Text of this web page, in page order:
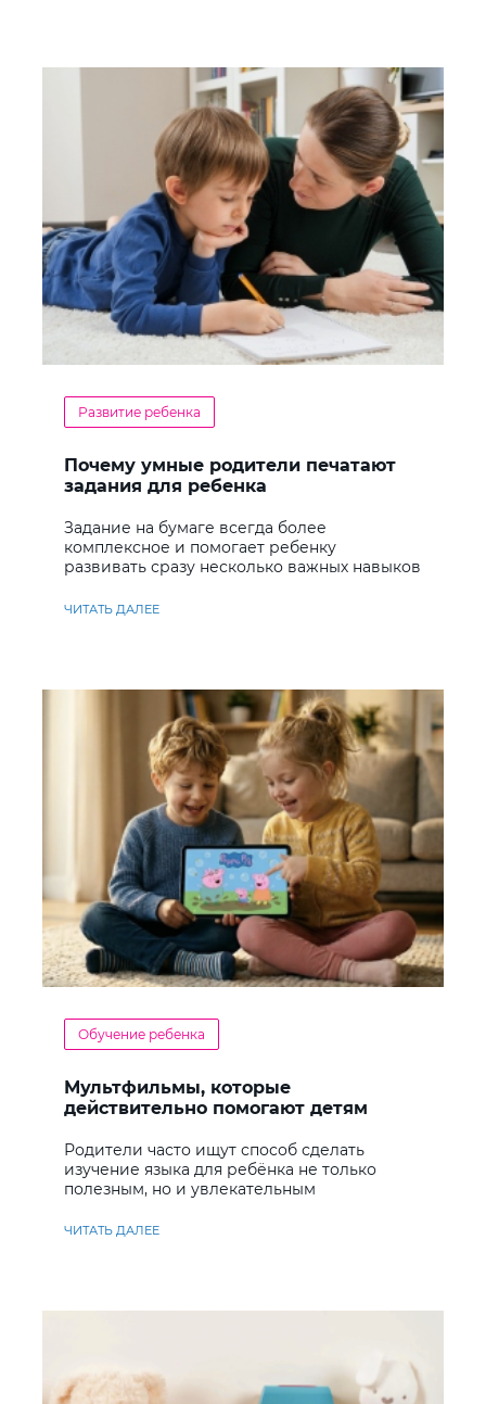
Развитие ребенка
Почему умные родители печатают
задания для ребенка
Задание на бумаге всегда более
комплексное и помогает ребенку
развивать сразу несколько важных навыков
ЧИТАТЬ ДАЛЕЕ
Обучение ребенка
Мультфильмы, которые
действительно помогают детям
Родители часто ищут способ сделать
изучение языка для ребёнка не только
полезным, но и увлекательным
ЧИТАТЬ ДАЛЕЕ